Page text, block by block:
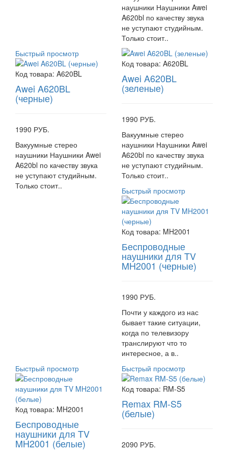
наушники Наушники Awei
A620bl по качеству звука
не уступают студийным.
Только стоит..
Быстрый просмотр
Код товара: A620BL
Awei A620BL
(черные)
1990 РУБ.
Вакуумные стерео
наушники Наушники Awei
A620bl по качеству звука
не уступают студийным.
Только стоит..
Код товара: A620BL
Awei A620BL
(зеленые)
1990 РУБ.
Вакуумные стерео
наушники Наушники Awei
A620bl по качеству звука
не уступают студийным.
Только стоит..
Быстрый просмотр
Код товара: MH2001
Беспроводные
наушники для TV
MH2001 (черные)
1990 РУБ.
Почти у каждого из нас
бывает такие ситуации,
когда по телевизору
транслируют что то
интересное, а в..
Быстрый просмотр
Код товара: MH2001
Беспроводные
наушники для TV
MH2001 (белые)
Быстрый просмотр
Код товара: RM-S5
Remax RM-S5
(белые)
2090 РУБ.